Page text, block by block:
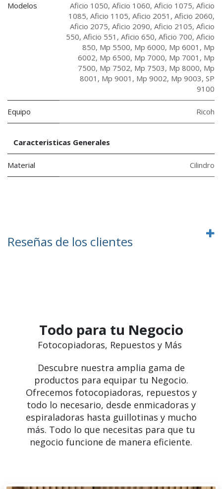
Modelos Aficio 1050, Aficio 1060, Aficio 1075, Aficio
1085, Aficio 1105, Aficio 2051 , Aficio 2060,
Aficio 2075, Aficio 2090, Aficio 2105, Aficio
550, Aficio 551 , Aficio 650, Aficio 700, Aficio
850, Mp 5500, Mp 6000, Mp 6001 , Mp
6002, Mp 6500, Mp 7000, Mp 7001 , Mp
7500, Mp 7502, Mp 7503, Mp 8000, Mp
8001 , Mp 9001 , Mp 9002, Mp 9003, SP
9100
Equipo Ricoh
Caracteristicas Generales
Material Cilindro
Reseñas de los clientes
Todo para tu Negocio
Fotocopiadoras, Repuestos y Más
Descubre nuestra amplia gama de
productos para equipar tu Negocio.
Ofrecemos fotocopiadoras, repuestos y
todo lo necesario, desde enmicadoras y
espiraladoras hasta guillotinas y mucho
más. Todo lo que necesitas para que tu
negocio funcione de manera eficiente.